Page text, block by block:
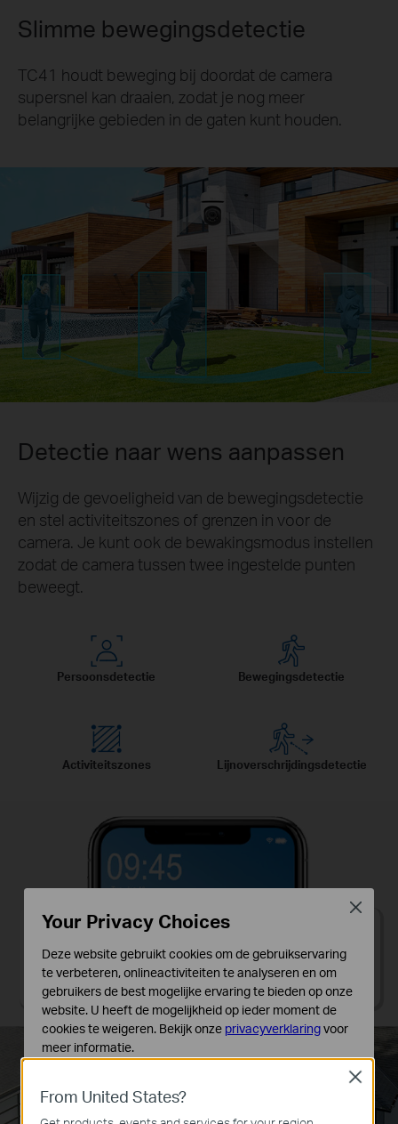
Slimme bewegingsdetectie
TC41 houdt beweging bij doordat de camera
supersnel kan draaien, zodat je nog meer
belangrijke gebieden in de gaten kunt houden.
Detectie naar wens aanpassen
Wijzig de gevoeligheid van de bewegingsdetectie
en stel activiteitszones of grenzen in voor de
camera. Je kunt ook de bewakingsmodus instellen
zodat de camera tussen twee ingestelde punten
beweegt.
Persoonsdetectie Bewegingsdetectie
Activiteitszones Lijnoverschrijdingsdetectie
TAPO
Bewegingsdetectie
“TC41”: beweging gedetecteerd op 2024-01-10 09:45
From United States?
Close
Your Privacy Choices
Deze website gebruikt cookies om de gebruikservaring
te verbeteren, onlineactiviteiten te analyseren en om
gebruikers de best mogelijke ervaring te bieden op onze
website. U heeft de mogelijkheid op ieder moment de
cookies te weigeren. Bekijk onze privacyverklaringvoor
meer informatie.
Deze cookies zijn noodzakelijk voor de werking van de
website en kunnen niet worden uitgeschakeld.
Close